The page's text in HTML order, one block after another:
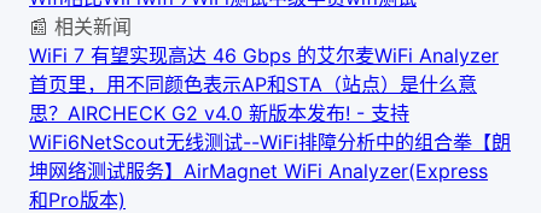
📰 相关新闻
WiFi 7 有望实现高达 46 Gbps 的艾尔麦WiFi Analyzer
首页里，用不同颜色表示AP和STA（站点）是什么意
思？ AIRCHECK G2 v4.0 新版本发布! - 支持
WiFi6NetScout无线测试--WiFi排障分析中的组合拳【朗
坤网络测试服务】 AirMagnet WiFi Analyzer(Express
和Pro版本)